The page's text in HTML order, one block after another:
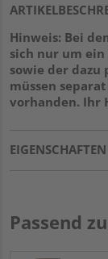
Hinweis: Bei
sich nur um ein
sowie der dazu
müssen
vorhanden. Ihr
EIGENSCHAFTEN
Passend zu